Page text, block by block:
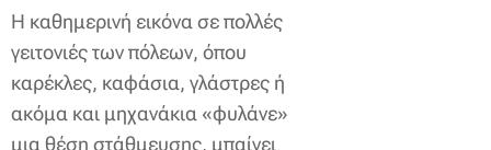
Η καθημερινή εικόνα σε πολλές
γειτονιές των πόλεων, όπου
καρέκλες, καφάσια, γλάστρες ή
ακόμα και μηχανάκια «φυλάνε»
μια θέση στάθμευσης, μπαίνει